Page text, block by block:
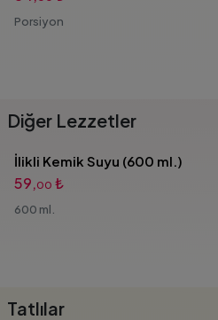
Porsiyon
Diğer Lezzetler
İlikli Kemik Suyu (600 ml.)
59,00 ₺
600 ml.
Tatlılar